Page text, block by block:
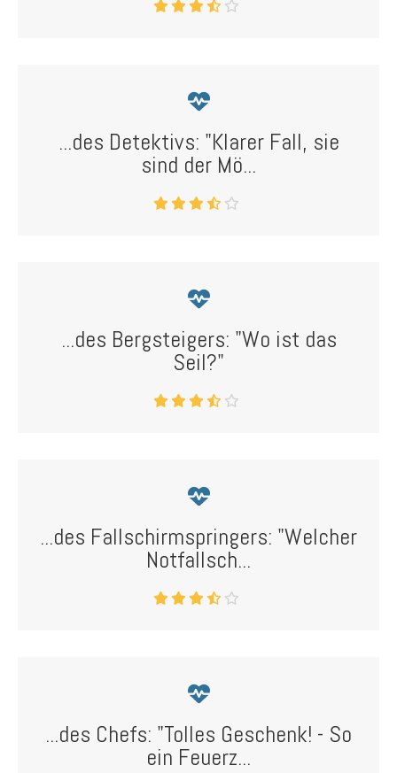
...des Detektivs: "Klarer Fall, sie
sind der Mö...
...des Bergsteigers: "Wo ist das
Seil?"
...des Fallschirmspringers: "Welcher
Notfallsch...
...des Chefs: "Tolles Geschenk! - So
ein Feuerz...